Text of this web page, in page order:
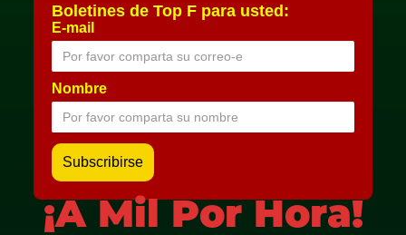
Boletines de Top F para usted:
E-mail
Nombre
¡A Mil Por Hora!